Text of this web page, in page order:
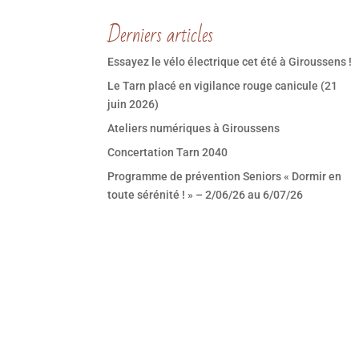
Derniers articles
Essayez le vélo électrique cet été à Giroussens !
Le Tarn placé en vigilance rouge canicule (21
juin 2026)
Ateliers numériques à Giroussens
Concertation Tarn 2040
Programme de prévention Seniors « Dormir en
toute sérénité ! » – 2/06/26 au 6/07/26